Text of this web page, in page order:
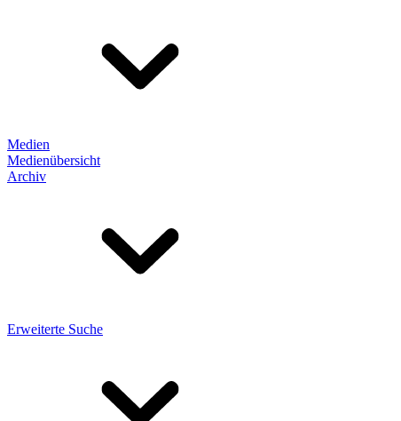
Medien
Medienübersicht
Archiv
Erweiterte Suche